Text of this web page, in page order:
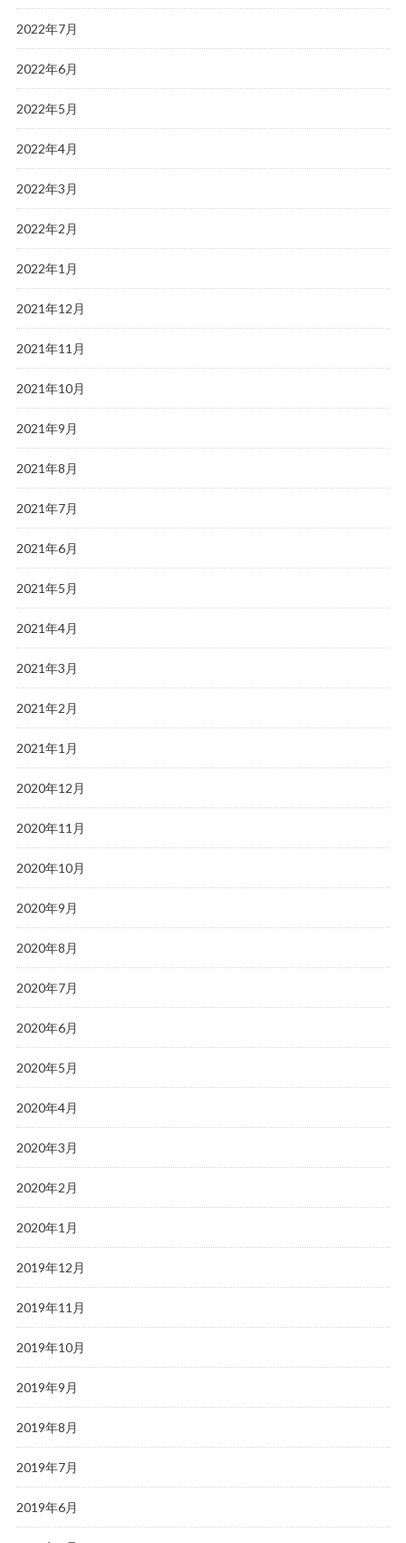
2022年7月
2022年6月
2022年5月
2022年4月
2022年3月
2022年2月
2022年1月
2021年12月
2021年11月
2021年10月
2021年9月
2021年8月
2021年7月
2021年6月
2021年5月
2021年4月
2021年3月
2021年2月
2021年1月
2020年12月
2020年11月
2020年10月
2020年9月
2020年8月
2020年7月
2020年6月
2020年5月
2020年4月
2020年3月
2020年2月
2020年1月
2019年12月
2019年11月
2019年10月
2019年9月
2019年8月
2019年7月
2019年6月